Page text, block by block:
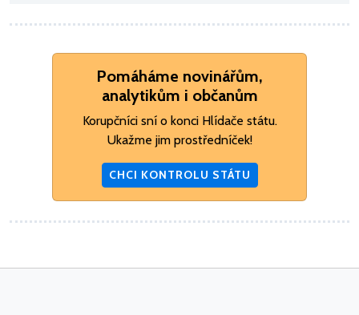
Pomáháme novinářům,
analytikům i občanům
Korupčníci sní o konci Hlídače státu.
Ukažme jim prostředníček!
CHCI KONTROLU STÁTU